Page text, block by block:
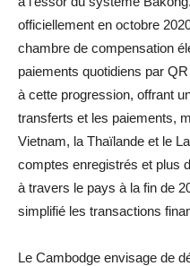
officiellement en octobre
chambre de compensation
paiements quotidiens par
à cette progression, offrant
transferts et les paiements,
Vietnam, la Thaïlande et le
comptes enregistrés et plus
à travers le pays à la fin de
simplifié les transactions
Le Cambodge envisage de